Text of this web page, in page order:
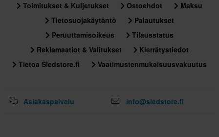
Toimitukset & Kuljetukset Ostoehdot
Maksu
Tietosuojakäytäntö
Palautukset
Peruuttamisoikeus
Tilausstatus
Reklamaatiot & Valitukset
Kierrätystiedot
Tietoa Sledstore.fi
Vaatimustenmukaisuusvakuutus
Asiakaspalvelu info@sledstore.fi